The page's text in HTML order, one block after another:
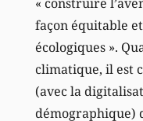
façon équitable
écologiques ».
climatique, il est
(avec la
démographique)